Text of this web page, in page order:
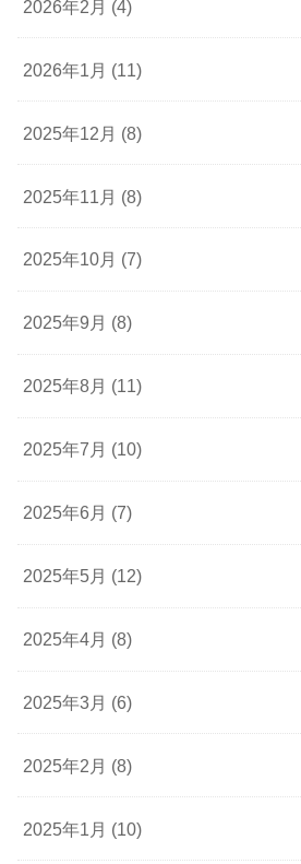
2026年2月 (4)
2026年1月 (11)
2025年12月 (8)
2025年11月 (8)
2025年10月 (7)
2025年9月 (8)
2025年8月 (11)
2025年7月 (10)
2025年6月 (7)
2025年5月 (12)
2025年4月 (8)
2025年3月 (6)
2025年2月 (8)
2025年1月 (10)